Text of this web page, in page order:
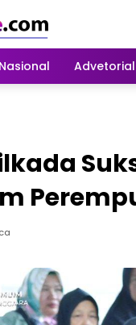
Nasional Advetorial